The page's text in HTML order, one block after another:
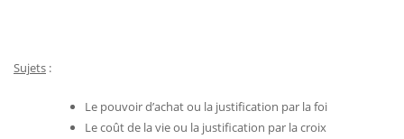
Sujets :
Le pouvoir d’achat ou la justification par la foi
Le coût de la vie ou la justification par la croix